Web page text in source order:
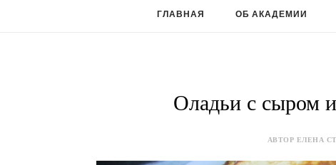
ГЛАВНАЯ ОБ АКАДЕМИИ
Оладьи с сыром
АВТОР ЕЛЕНА